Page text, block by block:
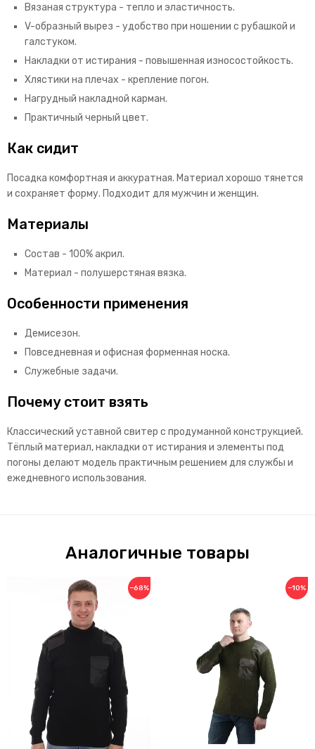
Вязаная структура - тепло и эластичность.
V-образный вырез - удобство при ношении с рубашкой и
галстуком.
Накладки от истирания - повышенная износостойкость.
Хлястики на плечах - крепление погон.
Нагрудный накладной карман.
Практичный черный цвет.
Как сидит
Посадка комфортная и аккуратная. Материал хорошо тянется
и сохраняет форму. Подходит для мужчин и женщин.
Материалы
Состав - 100% акрил.
Материал - полушерстяная вязка.
Особенности применения
Демисезон.
Повседневная и офисная форменная носка.
Служебные задачи.
Почему стоит взять
Классический уставной свитер с продуманной конструкцией.
Тёплый материал, накладки от истирания и элементы под
погоны делают модель практичным решением для службы и
ежедневного использования.
Аналогичные товары
−68% −10%